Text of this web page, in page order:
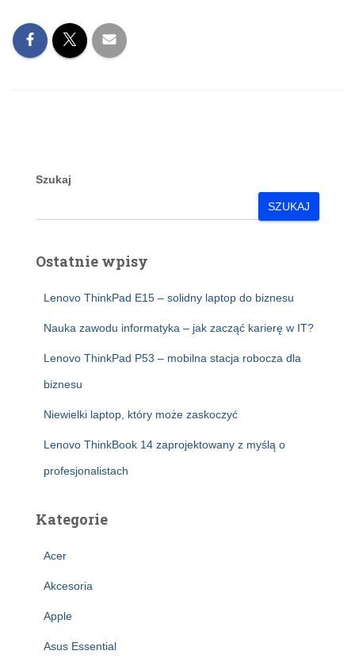
Szukaj
SZUKAJ
Ostatnie wpisy
Lenovo ThinkPad E15 – solidny laptop do biznesu
Nauka zawodu informatyka – jak zacząć karierę w IT?
Lenovo ThinkPad P53 – mobilna stacja robocza dla
biznesu
Niewielki laptop, który może zaskoczyć
Lenovo ThinkBook 14 zaprojektowany z myślą o
profesjonalistach
Kategorie
Acer
Akcesoria
Apple
Asus Essential